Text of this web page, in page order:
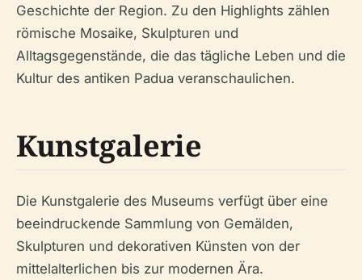
Geschichte der Region. Zu den Highlights zählen
römische Mosaike, Skulpturen und
Alltagsgegenstände, die das tägliche Leben und die
Kultur des antiken Padua veranschaulichen.
Kunstgalerie
Die Kunstgalerie des Museums verfügt über eine
beeindruckende Sammlung von Gemälden,
Skulpturen und dekorativen Künsten von der
mittelalterlichen bis zur modernen Ära.